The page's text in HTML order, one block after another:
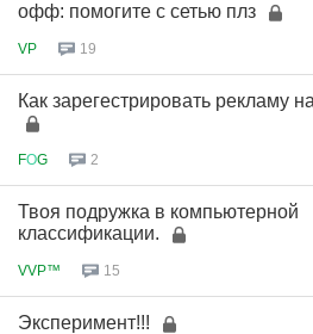
офф: помогите с сетью плз
VP 19
Как зарегестрировать рекламу
FОG 2
Твоя подружка в компьютерной
классификации.
VVP™ 15
Эксперимент!!!